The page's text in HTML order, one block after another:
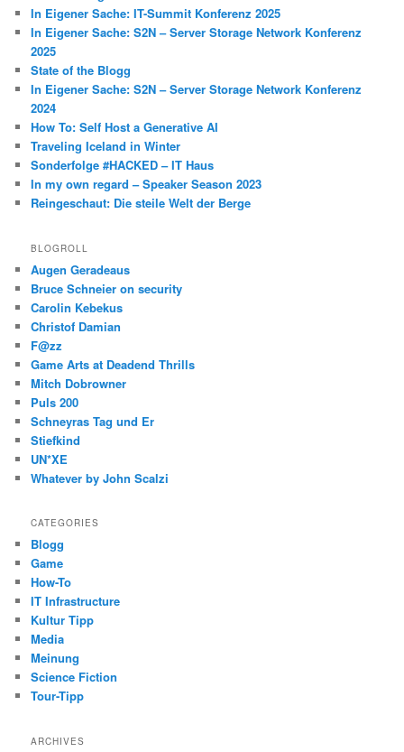
In Eigener Sache: IT-Summit Konferenz 2025
In Eigener Sache: S2N – Server Storage Network Konferenz
2025
State of the Blogg
In Eigener Sache: S2N – Server Storage Network Konferenz
2024
How To: Self Host a Generative AI
Traveling Iceland in Winter
Sonderfolge #HACKED – IT Haus
In my own regard – Speaker Season 2023
Reingeschaut: Die steile Welt der Berge
BLOGROLL
Augen Geradeaus
Bruce Schneier on security
Carolin Kebekus
Christof Damian
F@zz
Game Arts at Deadend Thrills
Mitch Dobrowner
Puls 200
Schneyras Tag und Er
Stiefkind
UN*XE
Whatever by John Scalzi
CATEGORIES
Blogg
Game
How-To
IT Infrastructure
Kultur Tipp
Media
Meinung
Science Fiction
Tour-Tipp
ARCHIVES